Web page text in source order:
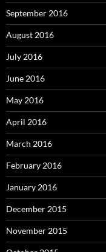
September 2016
August 2016
July 2016
June 2016
May 2016
April 2016
March 2016
February 2016
January 2016
December 2015
November 2015